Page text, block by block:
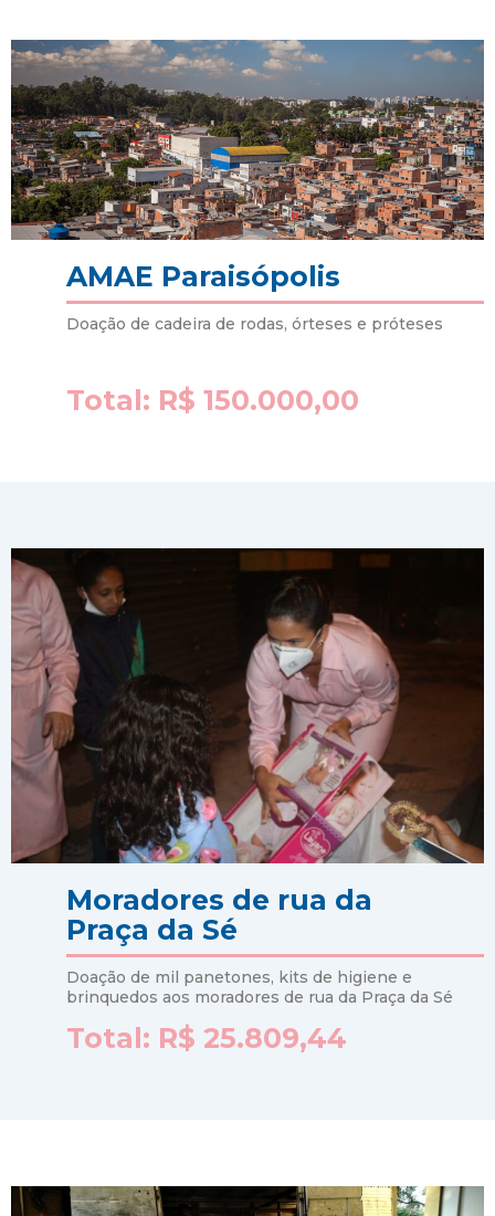
AMAE Paraisópolis
Doação de cadeira de rodas, órteses e próteses
Total: R$ 150.000,00
Moradores de rua da
Praça da Sé
Doação de mil panetones, kits de higiene e
brinquedos aos moradores de rua da Praça da Sé
Total: R$ 25.809,44